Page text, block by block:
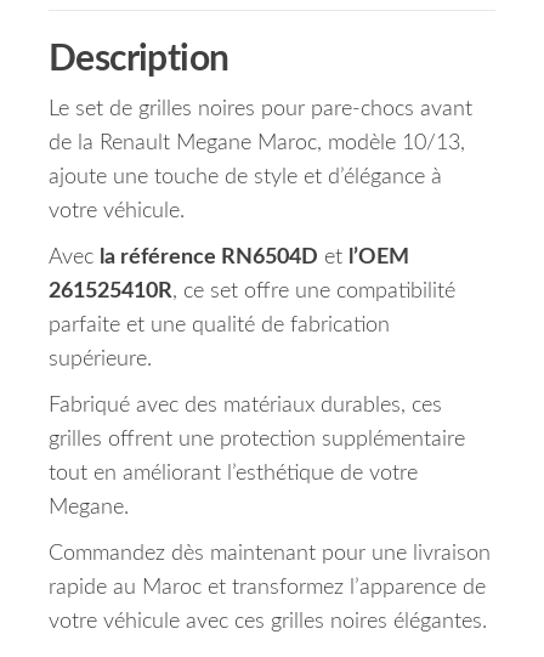
Description
Le set de grilles noires pour pare-chocs avant
de la Renault Megane Maroc, modèle 10/13,
ajoute une touche de style et d’élégance à
votre véhicule.
Avec la référence RN6504D et l’OEM
261525410R, ce set offre une compatibilité
parfaite et une qualité de fabrication
supérieure.
Fabriqué avec des matériaux durables, ces
grilles offrent une protection supplémentaire
tout en améliorant l’esthétique de votre
Megane.
Commandez dès maintenant pour une livraison
rapide au Maroc et transformez l’apparence de
votre véhicule avec ces grilles noires élégantes.